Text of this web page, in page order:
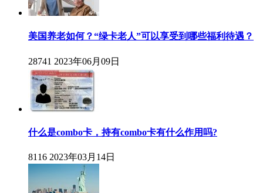
美国养老如何？“绿卡老人”可以享受到哪些福利待遇？
28741 2023年06月09日
什么是combo卡，持有combo卡有什么作用吗?
8116 2023年03月14日